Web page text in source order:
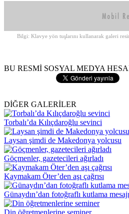
Bilgi: Klavye yön tuşlarını kullanarak galeri
BU RESMİ SOSYAL MEDYA
DİĞER GALERİLER
Torbalı’da Kılıçdaroğlu sevinci
Laysan şimdi de Makedonya yolcusu
Göçmenler, gazetecileri ağırladı
Kaymakam Öter’den aşı çağrısı
Günaydın’dan fotoğraflı kutlama mesajı
Din öğretmenlerine seminer